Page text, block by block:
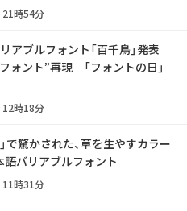
時54分
アブルフォント「百千鳥」発表
ォント”再現 「フォントの日」
時18分
で驚かされた、草を生やすカラー
語バリアブルフォント
時31分